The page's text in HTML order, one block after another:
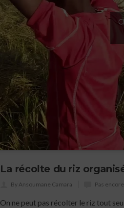
La récolte du riz
By Ansoumane Camara Pas
On ne peut pas récolter le riz tout